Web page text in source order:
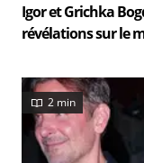
Igor et Grichka
révélations sur le
2 min